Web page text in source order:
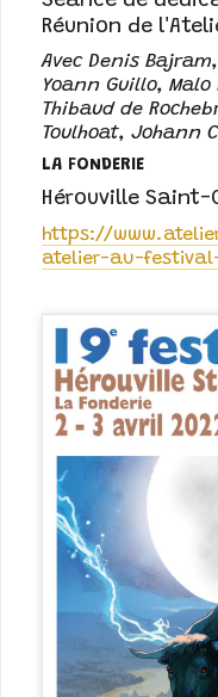
Réunion de
Avec Denis
Yoann Guillo,
Thibaud de
Toulhoat, Johann
LA FONDERIE
Hérouville Saint-
https://
atelier-au-